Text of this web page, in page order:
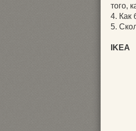
того,
4. Как
5.
IKEA